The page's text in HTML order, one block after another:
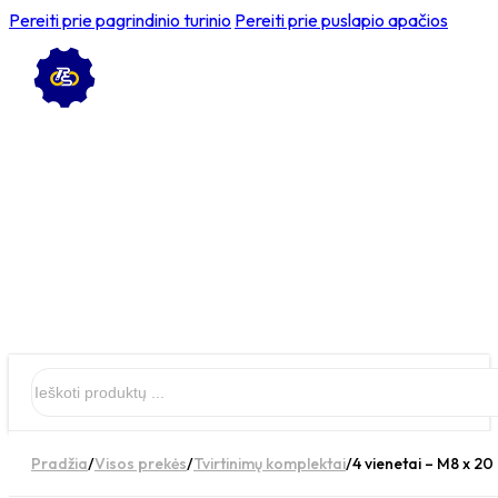
Pereiti prie pagrindinio turinio Pereiti prie puslapio apačios
Pradžia/Visos prekės/Tvirtinimų komplektai/4 vienetai – M8 x